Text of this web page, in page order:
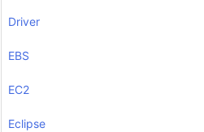
Driver
EBS
EC2
Eclipse